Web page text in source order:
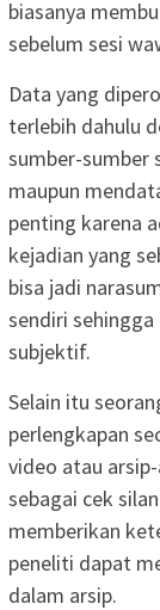
biasanya
sebelum sesi
Data yang
terlebih dahulu
sumber-sumber
maupun
penting karena
kejadian yang
bisa jadi
sendiri
subjektif.
Selain itu
perlengkapan
video atau
sebagai cek
memberikan
peneliti dapat
dalam arsip.